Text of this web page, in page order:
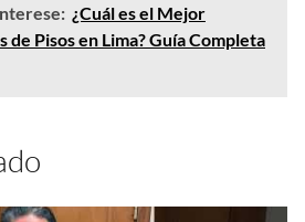
¿Cuál es el Mejor
de Pisos en Lima? Guía Completa